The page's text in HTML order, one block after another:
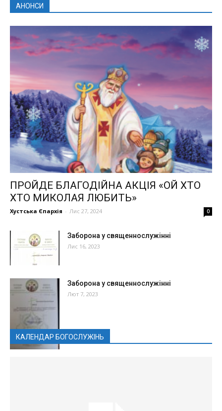
АНОНСИ
ПРОЙДЕ БЛАГОДІЙНА АКЦІЯ «ОЙ ХТО
ХТО МИКОЛАЯ ЛЮБИТЬ»
Хустська Єпархія - Лис 27, 2024 0
Заборона у священнослужінні
Лис 16, 2023
Заборона у священнослужінні
Лют 7, 2023
КАЛЕНДАР БОГОСЛУЖІНЬ